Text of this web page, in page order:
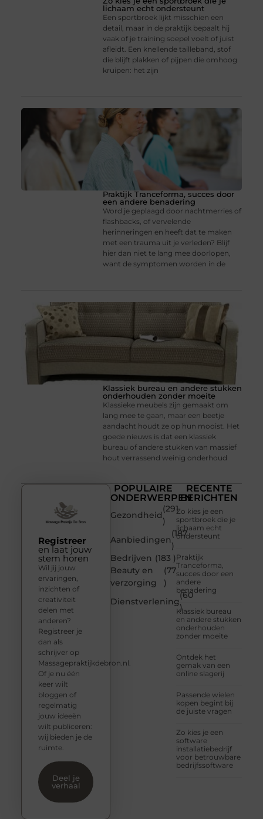
lichaam echt ondersteunt
Een sportbroek lijkt misschien een
detail, maar in de praktijk bepaalt hij
vaak of je training soepel voelt of juist
afleidt. Een knellende tailleband, stof
die blijft plakken of pijpen die omhoog
kruipen: het zijn
Praktijk Tranceforma, succes door
een andere benadering
Word je geplaagd door nachtmerries of
flashbacks, of vervelende
herinneringen en heeft dat te maken
met een trauma uit je verleden? Blijf
hier dan niet te lang mee doorlopen,
want de symptomen worden in de
Klassiek bureau en andere stukken
onderhouden zonder moeite
Klassieke meubels zijn gemaakt om
lang mee te gaan, maar een beetje
aandacht houdt ze op hun mooist. Het
goede nieuws is dat een klassiek
bureau of andere stukken van massief
hout verrassend weinig onderhoud
POPULAIRE
ONDERWERPEN
Gezondheid
(291
)
Aanbiedingen
(187
)
Bedrijven (183 )
Beauty en
verzorging
(77
)
Dienstverlening
(60
)
RECENTE
BERICHTEN
Zo kies je een
sportbroek die je
lichaam echt
ondersteunt
Praktijk
Tranceforma,
succes door een
andere
benadering
Klassiek bureau
en andere stukken
onderhouden
zonder moeite
Ontdek het
gemak van een
online slagerij
Passende wielen
kopen begint bij
de juiste vragen
Zo kies je een
software
installatiebedrijf
voor betrouwbare
bedrijfssoftware
Registreer
en laat jouw
stem horen
Wil jij jouw
ervaringen,
inzichten of
creativiteit
delen met
anderen?
Registreer je
dan als
schrijver op
Massagepraktijkdebron.nl.
Of je nu één
keer wilt
bloggen of
regelmatig
jouw ideeën
wilt publiceren:
wij bieden je de
ruimte.
Deel je
verhaal